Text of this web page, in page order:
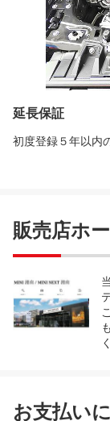
延長保証
初度登録５年以内
販売店ホ
お支払い